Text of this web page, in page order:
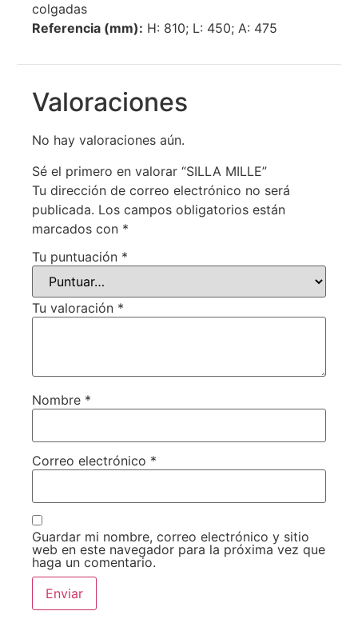
colgadas
Referencia (mm): H: 810; L: 450; A: 475
Valoraciones
No hay valoraciones aún.
Sé el primero en valorar “SILLA MILLE”
Tu dirección de correo electrónico no será
publicada. Los campos obligatorios están
marcados con *
Tu puntuación *
Tu valoración *
Nombre *
Correo electrónico *
Guardar mi nombre, correo electrónico y sitio
web en este navegador para la próxima vez que
haga un comentario.